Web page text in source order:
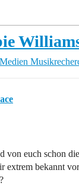
von euch schon
extrem bekannt